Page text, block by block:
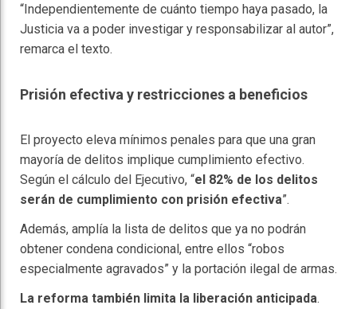
“Independientemente de cuánto tiempo haya pasado, la
Justicia va a poder investigar y responsabilizar al autor”,
remarca el texto.
Prisión efectiva y restricciones a beneficios
El proyecto eleva mínimos penales para que una gran
mayoría de delitos implique cumplimiento efectivo.
Según el cálculo del Ejecutivo, “el 82% de los delitos
serán de cumplimiento con prisión efectiva”.
Además, amplía la lista de delitos que ya no podrán
obtener condena condicional, entre ellos “robos
especialmente agravados” y la portación ilegal de armas.
La reforma también limita la liberación anticipada.